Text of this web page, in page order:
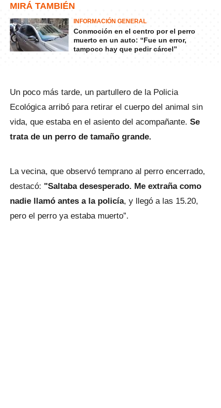
MIRÁ TAMBIÉN
INFORMACIÓN GENERAL
Conmoción en el centro por el perro
muerto en un auto: “Fue un error,
tampoco hay que pedir cárcel”
Un poco más tarde, un partullero de la Policia
Ecológica arribó para retirar el cuerpo del animal sin
vida, que estaba en el asiento del acompañante. Se
trata de un perro de tamaño grande.
La vecina, que observó temprano al perro encerrado,
destacó: "Saltaba desesperado. Me extraña como
nadie llamó antes a la policía, y llegó a las 15.20,
pero el perro ya estaba muerto”.